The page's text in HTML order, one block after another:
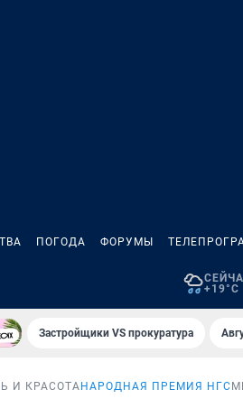
ПОГОДА ФОРУМЫ
+19°C
Застройщики VS прокуратура
И КРАСОТА НАРОДНАЯ ПРЕМИЯ НГС